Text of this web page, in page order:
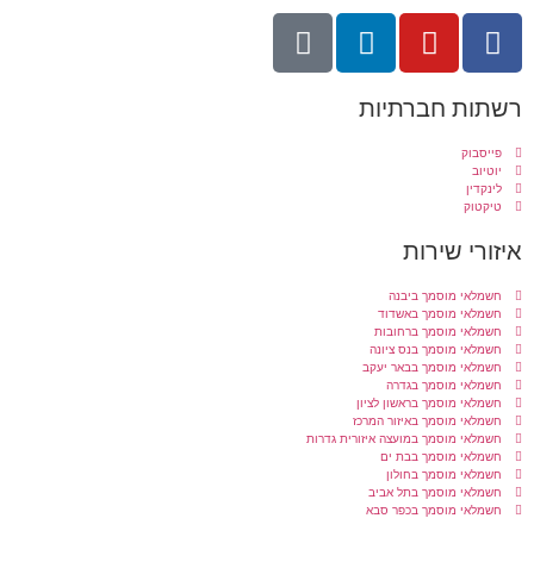
רשתות חברתיות
פייסבוק
יוטיוב
לינקדין
טיקטוק
איזורי שירות
חשמלאי מוסמך ביבנה
חשמלאי מוסמך באשדוד
חשמלאי מוסמך ברחובות
חשמלאי מוסמך בנס ציונה
חשמלאי מוסמך בבאר יעקב
חשמלאי מוסמך בגדרה
חשמלאי מוסמך בראשון לציון
חשמלאי מוסמך באיזור המרכז
חשמלאי מוסמך במועצה איזורית גדרות
חשמלאי מוסמך בבת ים
חשמלאי מוסמך בחולון
חשמלאי מוסמך בתל אביב
חשמלאי מוסמך בכפר סבא